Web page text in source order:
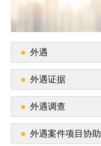
外遇
外遇证据
外遇调查
外遇案件项目协助